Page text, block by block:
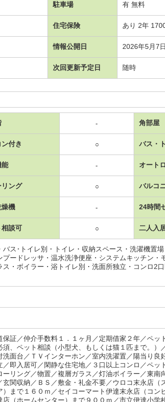
駐車場 有 無料
住宅保険 あり 2年
情報公開日 2026年5月7日
次回更新予定日 随時
- 角部屋
付き ○ バス・
能 - オート
リング ○ バルコ
燥機 - 24時間
談可 ○ 二人入
ス･トイレ別・トイレ・収納スペース・洗濯機置
ードレッサ・温水洗浄便座・システムキッチン・
・ボイラー・浴トイレ別・洗面所独立・コンロ2
証／仲介手数料１．１ヶ月／定期借家２年／ペッ
、ペット相談（小型犬、もしくは猫１匹まで。）
面台／ＴＶインターホン／室内洗濯置／陽当り良
／即入居可／閑静な住宅地／３口以上コンロ／ペッ
リング／物置／複層ガラス／灯油ボイラー／東南
玄関収納／ＢＳ／敷金・礼金不要／ウロコ末永店（
まで１６０ｍ／セイコーマート伊達末永店（コン
店（ホームセンター）まで９００ｍ／市立伊達小